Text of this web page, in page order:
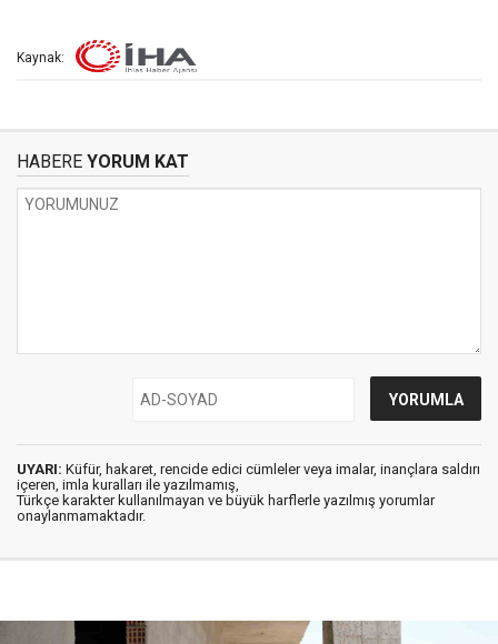
Kaynak:
HABERE YORUM KAT
UYARI: Küfür, hakaret, rencide edici cümleler veya imalar, inançlara saldırı
içeren, imla kuralları ile yazılmamış,
Türkçe karakter kullanılmayan ve büyük harflerle yazılmış yorumlar
onaylanmamaktadır.